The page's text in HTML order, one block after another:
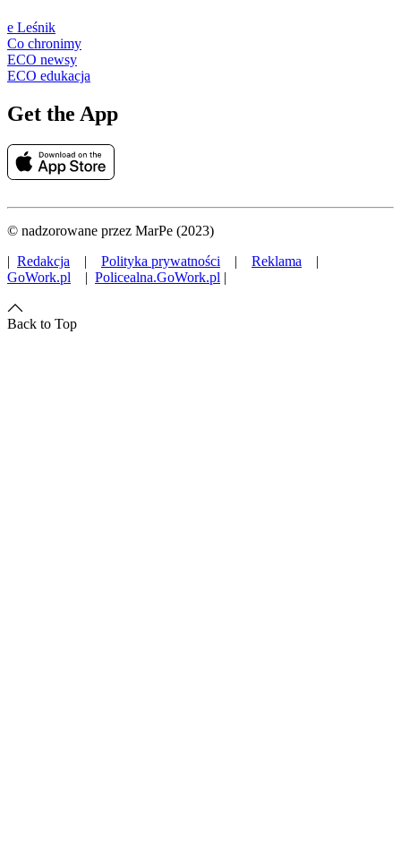
e Leśnik
Co chronimy
ECO newsy
ECO edukacja
Get the App
© nadzorowane przez MarPe (2023)
| Redakcja | Polityka prywatności | Reklama |
GoWork.pl | Policealna.GoWork.pl |
Back to Top